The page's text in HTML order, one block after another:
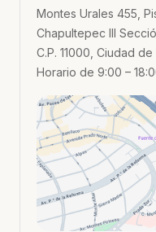
Montes Urales 455,
Chapultepec III
C.P. 11000, Ciudad
Horario de 9:00 –